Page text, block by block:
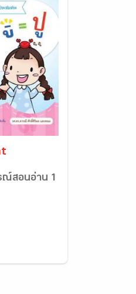
ณ์สอนอ่าน 1